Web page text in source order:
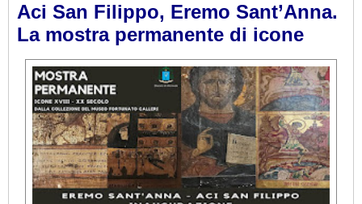
Aci San Filippo, Eremo Sant’Anna.
La mostra permanente di icone